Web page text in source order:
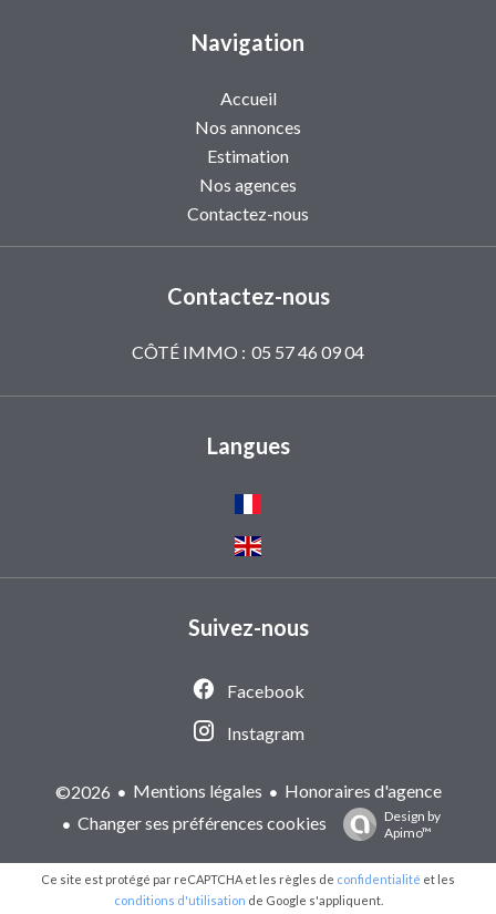
Navigation
Accueil
Nos annonces
Estimation
Nos agences
Contactez-nous
Contactez-nous
CÔTÉ IMMO : 05 57 46 09 04
Langues
Suivez-nous
Facebook
Instagram
©2026 Mentions légales
Honoraires d'agence
Changer ses préférences cookies
Design by
Apimo™
Ce site est protégé par reCAPTCHA et les règles de confidentialité et les
conditions d'utilisation de Google s'appliquent.